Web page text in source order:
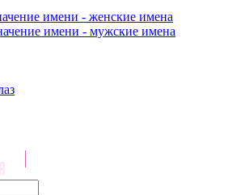
имени - женские имена
имени - мужские имена